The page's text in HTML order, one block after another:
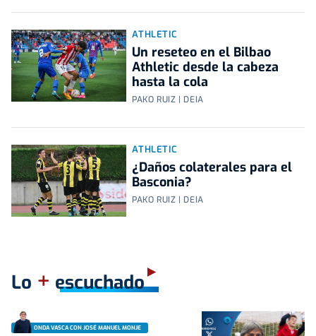
ATHLETIC
Un reseteo en el Bilbao
Athletic desde la cabeza
hasta la cola
PAKO RUIZ | DEIA
ATHLETIC
¿Daños colaterales para el
Basconia?
PAKO RUIZ | DEIA
Lo + escuchado
ONDA VASCA CON JOSÉ MANUEL MONJE